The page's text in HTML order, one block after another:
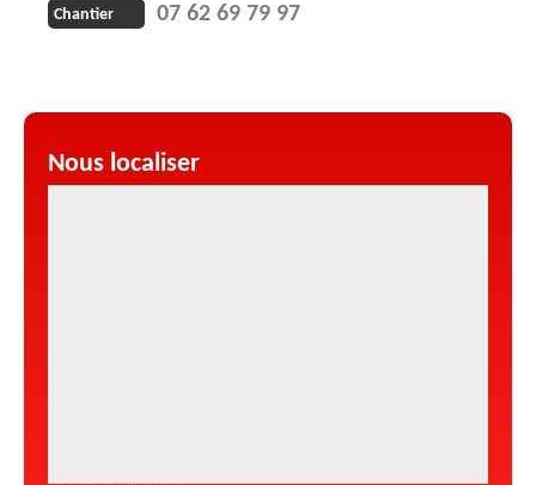
Chantier 07 62 69 79 97
Nous localiser